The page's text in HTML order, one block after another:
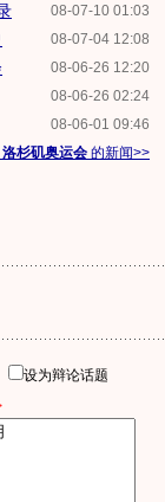
08-07-10 01:03
08-07-04 12:08
08-06-26 12:20
08-06-26 02:24
08-06-01 09:46
洛杉矶奥运会 的新闻>>
设为辩论话题